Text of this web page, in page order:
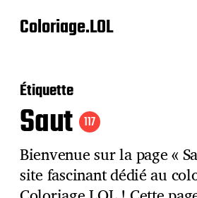
Coloriage.LOL
Étiquette
Saut 117
Bienvenue sur la page «
site fascinant dédié au